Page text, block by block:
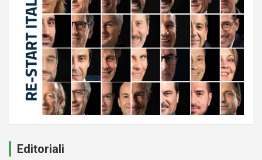
Editoriali